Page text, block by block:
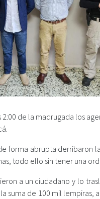
2:00 de la madrugada los
forma abrupta derribaron
todo ello sin tener una
a un ciudadano y lo
suma de 100 mil lempiras,